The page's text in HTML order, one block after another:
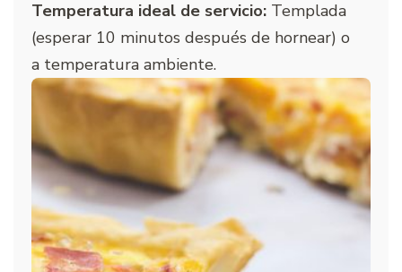
Temperatura ideal de servicio: Templada
(esperar 10 minutos después de hornear) o
a temperatura ambiente.